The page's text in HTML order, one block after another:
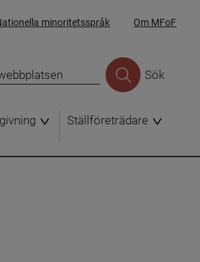
minoritetsspråk Om MFoF
Sök
Ställföreträdare